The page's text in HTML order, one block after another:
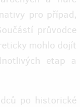
pro případ,
průvodce
mohlo dojít
etap a
po historické